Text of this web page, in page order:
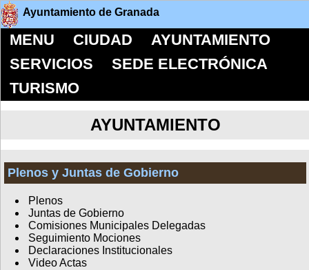
Ayuntamiento de Granada
MENU CIUDAD
AYUNTAMIENTO
SERVICIOS
SEDE ELECTRÓNICA
TURISMO
AYUNTAMIENTO
Plenos y Juntas de Gobierno
Plenos
Juntas de Gobierno
Comisiones Municipales Delegadas
Seguimiento Mociones
Declaraciones Institucionales
Video Actas